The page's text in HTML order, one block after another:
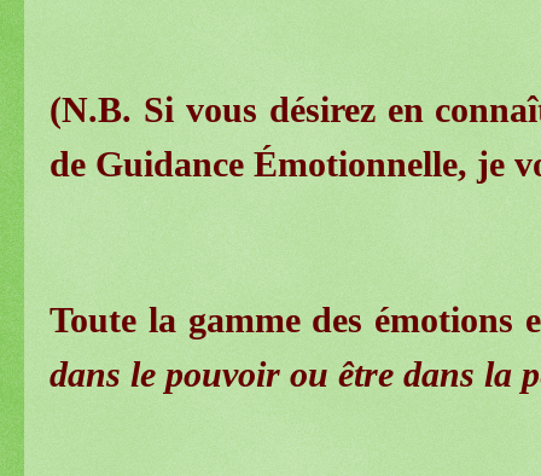
(N.B. Si vous désirez en
de Guidance Émotionnelle, je
Toute la gamme des émotions
dans le pouvoir ou être dans la